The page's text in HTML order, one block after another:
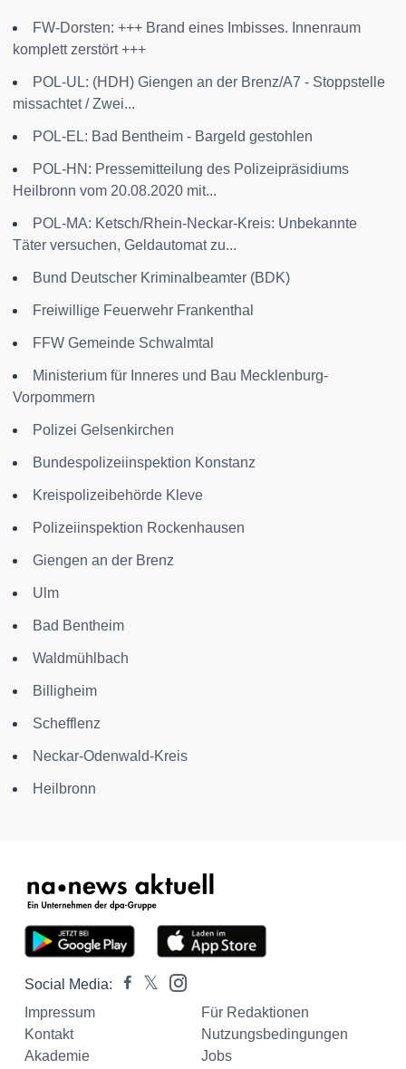
FW-Dorsten: +++ Brand eines Imbisses. Innenraum
komplett zerstört +++
POL-UL: (HDH) Giengen an der Brenz/A7 - Stoppstelle
missachtet / Zwei...
POL-EL: Bad Bentheim - Bargeld gestohlen
POL-HN: Pressemitteilung des Polizeipräsidiums
Heilbronn vom 20.08.2020 mit...
POL-MA: Ketsch/Rhein-Neckar-Kreis: Unbekannte
Täter versuchen, Geldautomat zu...
Bund Deutscher Kriminalbeamter (BDK)
Freiwillige Feuerwehr Frankenthal
FFW Gemeinde Schwalmtal
Ministerium für Inneres und Bau Mecklenburg-
Vorpommern
Polizei Gelsenkirchen
Bundespolizeiinspektion Konstanz
Kreispolizeibehörde Kleve
Polizeiinspektion Rockenhausen
Giengen an der Brenz
Ulm
Bad Bentheim
Waldmühlbach
Billigheim
Schefflenz
Neckar-Odenwald-Kreis
Heilbronn
Social Media:
Impressum
Für Redaktionen
Kontakt
Nutzungsbedingungen
Akademie
Jobs